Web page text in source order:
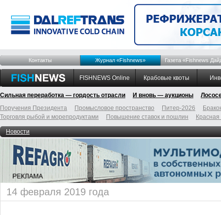
Контакты Журнал «Fishnews» Газета «Fishnews
FISHNEWS Online Крабовые квоты
Сильная переработка — гордость отрасли И вновь — аукционы
Поручения Президента
Промысловое пространство Питер-2026
Торговля рыбой и морепродуктами
Повышение ставок и пошлин
Новости
14 февраля 2019 года